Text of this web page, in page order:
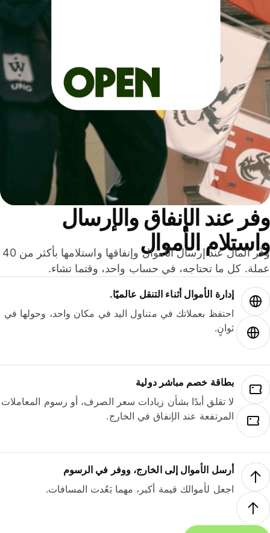
عند الإنفاق والإرسال
الأموال
وفّر المال عند إرسال الأموال وإنفاقها واستلامها بأكثر من 40
كل ما تحتاجه، في حساب واحد، وقتما تشاء.
إدارة الأموال أثناء التنقل عالميًا.
احتفظ بعملاتك في متناول اليد في مكان واحد، وحولها في
ثوانٍ.
بطاقة خصم مباشر دولية
لا تقلق أبدًا بشأن زيادات سعر الصرف، أو رسوم المعاملات
المرتفعة عند الإنفاق في الخارج.
أرسل الأموال إلى الخارج، ووفر في الرسوم
اجعل لأموالك قيمة أكبر، مهما بَعُدت المسافات.